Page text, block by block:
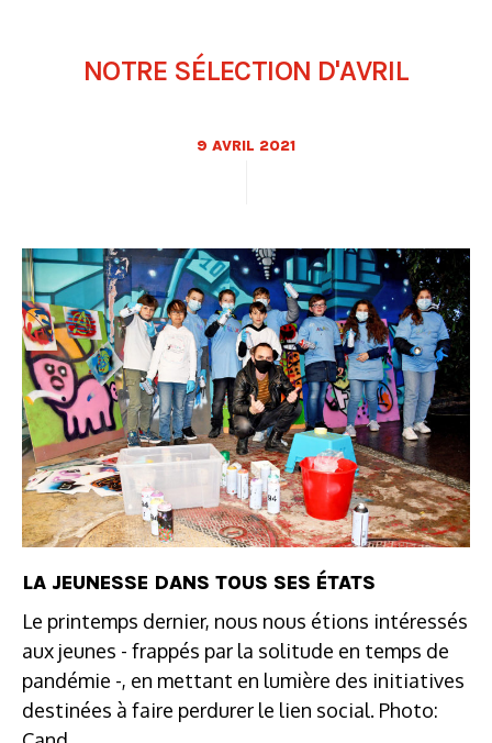
NOTRE SÉLECTION D'AVRIL
9 AVRIL 2021
LA JEUNESSE DANS TOUS SES ÉTATS
Le printemps dernier, nous nous étions intéressés
aux jeunes - frappés par la solitude en temps de
pandémie -, en mettant en lumière des initiatives
destinées à faire perdurer le lien social. Photo: